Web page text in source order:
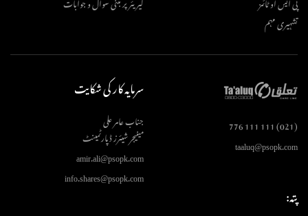
تشہیری مہم
(021) 111 111 776
taaluq@psopk.com
پتہ:
سرمایہ کار کی شکایت
جناب عامر علی
مینیجر شیئرز ڈپارٹمینٹ
amir.ali@psopk.com
info.shares@psopk.com